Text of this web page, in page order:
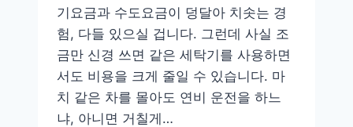
식
물
기요금과 수도요금이 덩달아 치솟는 경
험, 다들 있으실 겁니다. 그런데 사실 조
금만 신경 쓰면 같은 세탁기를 사용하면
서도 비용을 크게 줄일 수 있습니다. 마
치 같은 차를 몰아도 연비 운전을 하느
냐, 아니면 거칠게…